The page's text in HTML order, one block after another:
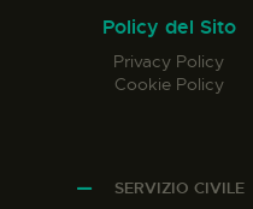
Policy del Sito
Privacy Policy
Cookie Policy
SERVIZIO CIVILE